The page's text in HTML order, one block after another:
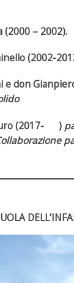
(2000 – 2002).
(2002-
e don
(2017- )